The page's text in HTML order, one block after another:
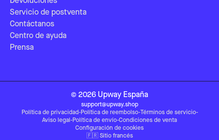
Servicio de postventa
Contáctanos
Centro de ayuda
Prensa
© 2026 Upway España
support@upway.shop
Política de privacidad-Política de reembolso-Términos de servicio-
Aviso legal -Política de envío-Condiciones de venta
Configuración de cookies
🇫🇷 Sitio francés